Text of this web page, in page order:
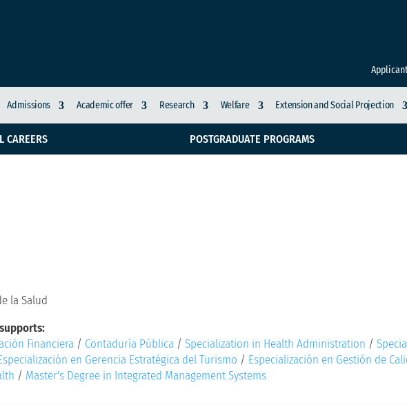
Admissions Academic offer Research Welfare Extension and Social Projection
CAREERS POSTGRADUATE PROGRAMS
la Salud
Financiera / Contaduría Pública / Specialization in Health Administration /
en Gerencia Estratégica del Turismo / Especialización en Gestión de
/ Master's Degree in Integrated Management Systems